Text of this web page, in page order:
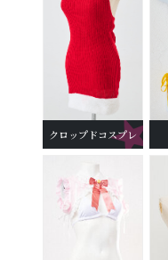
クロップドコスプレ